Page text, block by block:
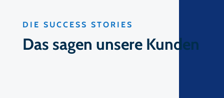
DIE SUCCESS STORIES
Das sagen unsere Kunden